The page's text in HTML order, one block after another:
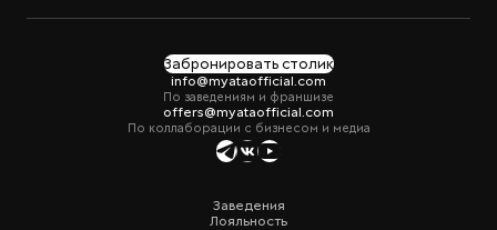
Забронировать столик
info@myataofficial.com
По заведениям и франшизе
offers@myataofficial.com
По коллаборации с бизнесом и медиа
Заведения
Лояльность